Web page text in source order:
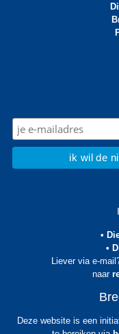
•
•
Liever via e-
naar
Deze website is een